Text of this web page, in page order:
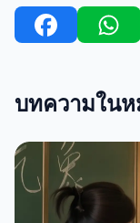
บทความใน